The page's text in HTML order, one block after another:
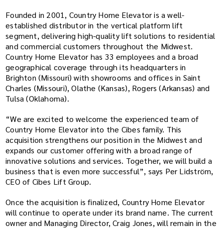
Founded in 2001, Country Home Elevator is a well-
established distributor in the vertical platform lift
segment, delivering high-quality lift solutions to residential
and commercial customers throughout the Midwest.
Country Home Elevator has 33 employees and a broad
geographical coverage through its headquarters in
Brighton (Missouri) with showrooms and offices in Saint
Charles (Missouri), Olathe (Kansas), Rogers (Arkansas) and
Tulsa (Oklahoma).
“We are excited to welcome the experienced team of
Country Home Elevator into the Cibes family. This
acquisition strengthens our position in the Midwest and
expands our customer offering with a broad range of
innovative solutions and services. Together, we will build a
business that is even more successful”, says Per Lidström,
CEO of Cibes Lift Group.
Once the acquisition is finalized, Country Home Elevator
will continue to operate under its brand name. The current
owner and Managing Director, Craig Jones, will remain in the